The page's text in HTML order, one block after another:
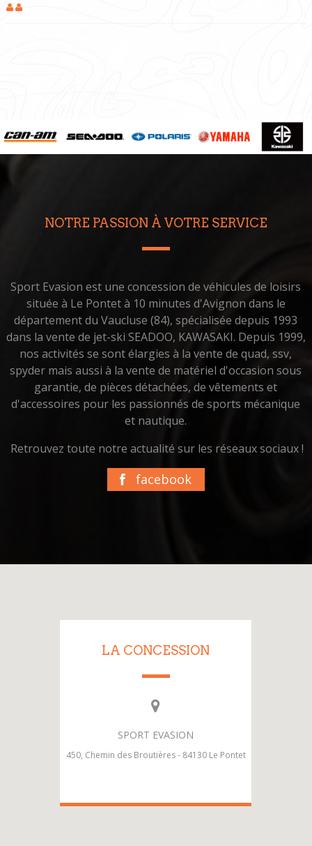
NOTRE PASSION À VOTRE SERVICE
Sport Evasion est une concession de véhicules de loisirs
située à Le Pontet à 10 minutes d'Avignon dans le
département du Vaucluse (84), spécialisée depuis 1993
dans la vente de jet-ski SEADOO, KAWASAKI. Depuis 1999,
nos activités se sont élargies à la vente de quad, ssv,
spyder mais aussi à la vente de matériel d'occasion sous
garantie, de pièces détachées, de vêtements et
d'accessoires pour les passionnés de sports mécanique
et nautique.
Retrouvez toute notre actualité sur les réseaux sociaux !
facebook
LA CONCESSION
SPORT EVASION
450, Chemin des Broutières - 84130 Le Pontet